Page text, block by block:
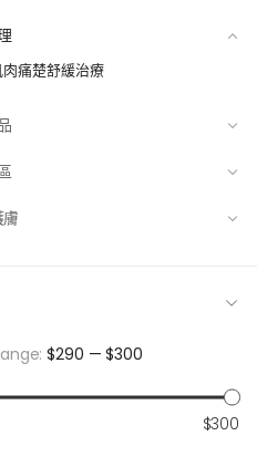
痛楚舒緩治療
$290 —$300
$300